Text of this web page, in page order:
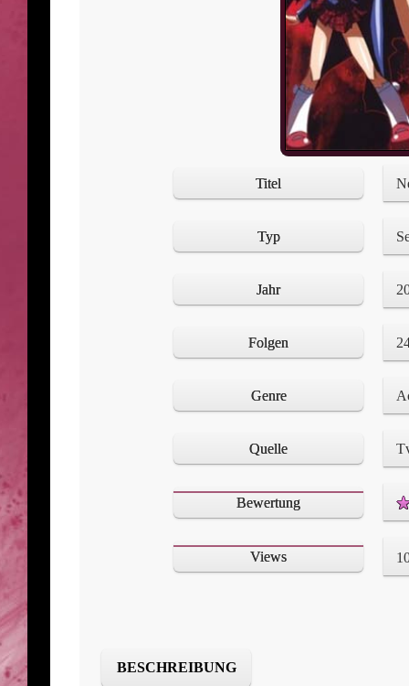
Titel
Typ
Jahr
Folgen
Genre
Quelle
Bewertung
Views
BESCHREIBUNG